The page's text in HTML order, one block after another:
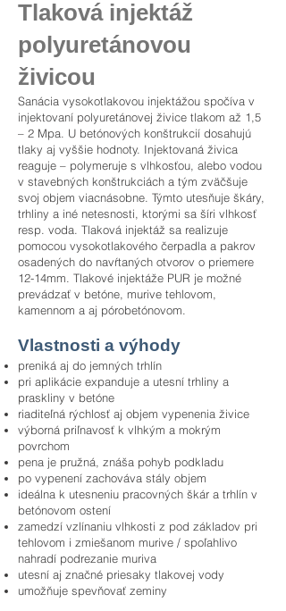
Tlaková injektáž
polyuretánovou
živicou
Sanácia vysokotlakovou injektážou spočíva v
injektovaní polyuretánovej živice tlakom až 1,5
– 2 Mpa. U betónových konštrukcií dosahujú
tlaky aj vyššie hodnoty. Injektovaná živica
reaguje – polymeruje s vlhkosťou, alebo vodou
v stavebných konštrukciách a tým zväčšuje
svoj objem viacnásobne. Týmto utesňuje škáry,
trhliny a iné netesnosti, ktorými sa šíri vlhkosť
resp. voda. Tlaková injektáž sa realizuje
pomocou vysokotlakového čerpadla a pakrov
osadených do navŕtaných otvorov o priemere
12-14mm. Tlakové injektáže PUR je možné
prevádzať v betóne, murive tehlovom,
kamennom a aj pórobetónovom.
Vlastnosti a výhody
preniká aj do jemných trhlín
pri aplikácie expanduje a utesní trhliny a
praskliny v betóne
riaditeľná rýchlosť aj objem vypenenia živice
výborná priľnavosť k vlhkým a mokrým
povrchom
pena je pružná, znáša pohyb podkladu
po vypenení zachováva stály objem
ideálna k utesneniu pracovných škár a trhlín v
betónovom ostení
zamedzí vzlínaniu vlhkosti z pod základov pri
tehlovom i zmiešanom murive / spoľahlivo
nahradí podrezanie muriva
utesní aj značné priesaky tlakovej vody
umožňuje spevňovať zeminy